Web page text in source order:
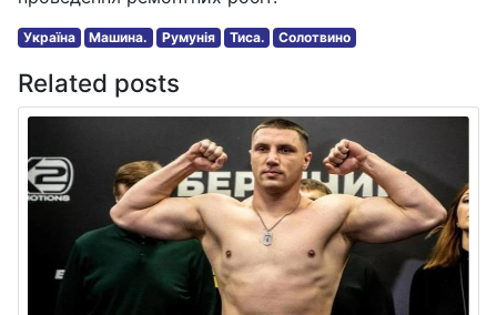
Україна Машина. Румунія Тиса. Солотвино
Related posts